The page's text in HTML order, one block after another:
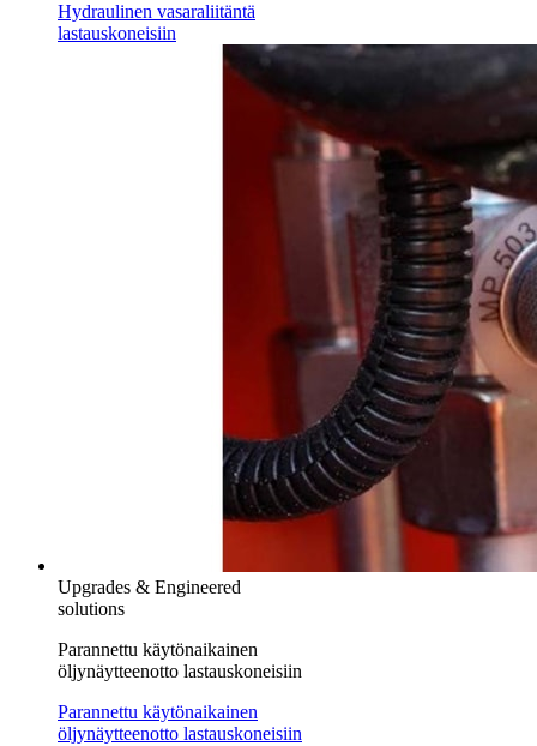
Hydraulinen vasaraliitäntä
lastauskoneisiin
Upgrades & Engineered
solutions
Parannettu käytönaikainen
öljynäytteenotto lastauskoneisiin
Parannettu käytönaikainen
öljynäytteenotto lastauskoneisiin